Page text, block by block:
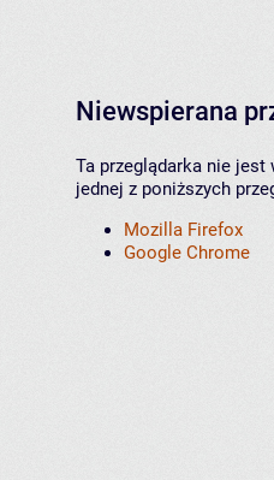
Niewspierana
Ta przeglądarka nie jest
jednej z poniższych
Mozilla Firefox
Google Chrome